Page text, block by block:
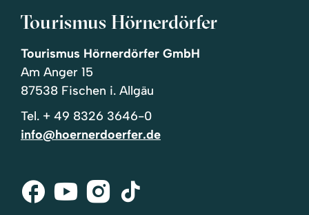
Tourismus Hörnerdörfer
Tourismus Hörnerdörfer GmbH
Am Anger 15
87538 Fischen i. Allgäu
Tel. + 49 8326 3646-0
info@hoernerdoerfer.de
Facebook
Youtube
Instagram
Tik-